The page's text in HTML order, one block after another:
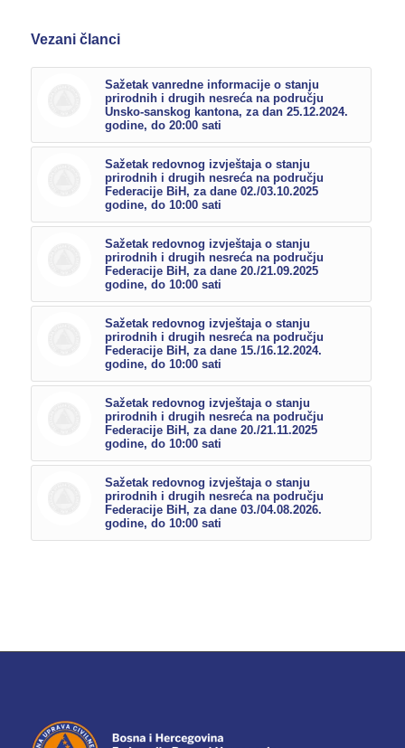
Vezani članci
Sažetak vanredne informacije o stanju
prirodnih i drugih nesreća na području
Unsko-sanskog kantona, za dan 25.12.2024.
godine, do 20:00 sati
Sažetak redovnog izvještaja o stanju
prirodnih i drugih nesreća na području
Federacije BiH, za dane 02./03.10.2025
godine, do 10:00 sati
Sažetak redovnog izvještaja o stanju
prirodnih i drugih nesreća na području
Federacije BiH, za dane 20./21.09.2025
godine, do 10:00 sati
Sažetak redovnog izvještaja o stanju
prirodnih i drugih nesreća na području
Federacije BiH, za dane 15./16.12.2024.
godine, do 10:00 sati
Sažetak redovnog izvještaja o stanju
prirodnih i drugih nesreća na području
Federacije BiH, za dane 20./21.11.2025
godine, do 10:00 sati
Sažetak redovnog izvještaja o stanju
prirodnih i drugih nesreća na području
Federacije BiH, za dane 03./04.08.2026.
godine, do 10:00 sati